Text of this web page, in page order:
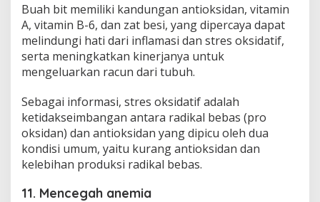
Buah bit memiliki kandungan antioksidan, vitamin
A, vitamin B-6, dan zat besi, yang dipercaya dapat
melindungi hati dari inflamasi dan stres oksidatif,
serta meningkatkan kinerjanya untuk
mengeluarkan racun dari tubuh.
Sebagai informasi, stres oksidatif adalah
ketidakseimbangan antara radikal bebas (pro
oksidan) dan antioksidan yang dipicu oleh dua
kondisi umum, yaitu kurang antioksidan dan
kelebihan produksi radikal bebas.
11. Mencegah anemia